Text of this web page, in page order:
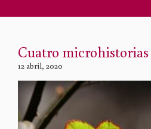
Cuatro
12 abril, 2020